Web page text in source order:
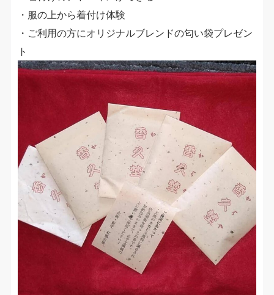
・服の上から着付け体験
・ご利用の方にオリジナルブレンドの匂い袋プレゼン
ト